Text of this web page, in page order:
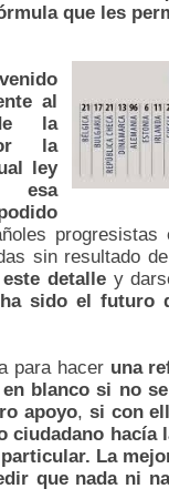
que les
al
la
la
ley
esa
sin resultado
detalley
sido el futuro
para hacer una
blanco si no
apoyo, si con
ciudadano hacía
La
que nada ni